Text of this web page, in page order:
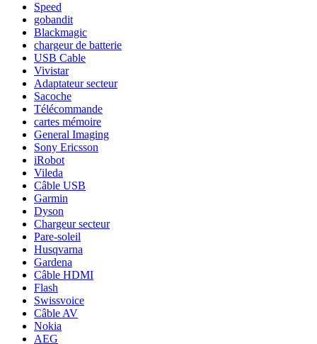
Speed
gobandit
Blackmagic
chargeur de batterie
USB Cable
Vivistar
Adaptateur secteur
Sacoche
Télécommande
cartes mémoire
General Imaging
Sony Ericsson
iRobot
Vileda
Câble USB
Garmin
Dyson
Chargeur secteur
Pare-soleil
Husqvarna
Gardena
Câble HDMI
Flash
Swissvoice
Câble AV
Nokia
AEG